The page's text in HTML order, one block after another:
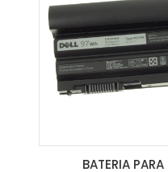
BATERIA